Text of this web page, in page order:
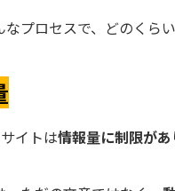
プロセスで、どのくら
イトは情報量に制限が